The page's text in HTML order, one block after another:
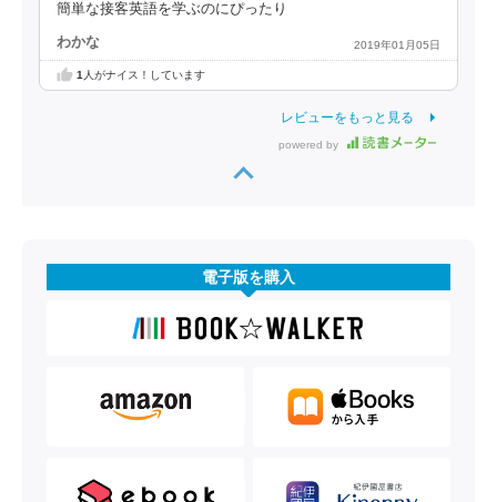
簡単な接客英語を学ぶのにぴったり
わかな 2019年01月05日
1 人がナイス！しています
レビューをもっと見る
powered by
電子版を購入